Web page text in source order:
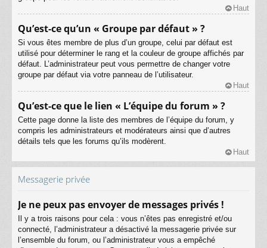
Haut
Qu’est-ce qu’un « Groupe par défaut » ?
Si vous êtes membre de plus d’un groupe, celui par défaut est
utilisé pour déterminer le rang et la couleur de groupe affichés par
défaut. L’administrateur peut vous permettre de changer votre
groupe par défaut via votre panneau de l’utilisateur.
Haut
Qu’est-ce que le lien « L’équipe du forum » ?
Cette page donne la liste des membres de l’équipe du forum, y
compris les administrateurs et modérateurs ainsi que d’autres
détails tels que les forums qu’ils modèrent.
Haut
Messagerie privée
Je ne peux pas envoyer de messages privés !
Il y a trois raisons pour cela : vous n’êtes pas enregistré et/ou
connecté, l’administrateur a désactivé la messagerie privée sur
l’ensemble du forum, ou l’administrateur vous a empêché